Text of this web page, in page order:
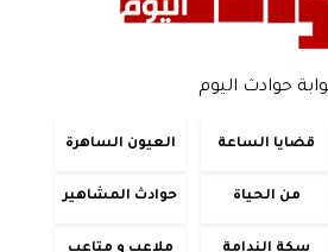
حوادث اليوم
قضايا الساعة العيون الساهرة
من الحياة حوادث المشاهير